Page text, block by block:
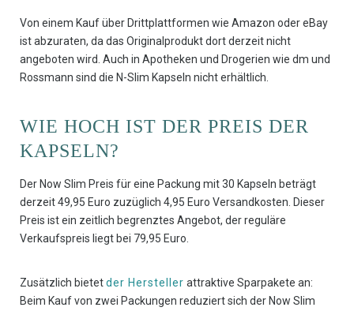
Von einem Kauf über Drittplattformen wie Amazon oder eBay
ist abzuraten, da das Originalprodukt dort derzeit nicht
angeboten wird. Auch in Apotheken und Drogerien wie dm und
Rossmann sind die N-Slim Kapseln nicht erhältlich.
WIE HOCH IST DER PREIS DER
KAPSELN?
Der Now Slim Preis für eine Packung mit 30 Kapseln beträgt
derzeit 49,95 Euro zuzüglich 4,95 Euro Versandkosten. Dieser
Preis ist ein zeitlich begrenztes Angebot, der reguläre
Verkaufspreis liegt bei 79,95 Euro.
Zusätzlich bietetder Hersteller attraktive Sparpakete an:
Beim Kauf von zwei Packungen reduziert sich der Now Slim